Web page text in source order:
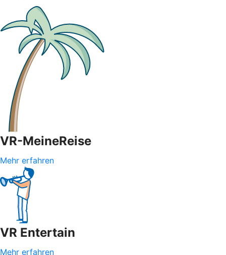
VR-MeineReise
Mehr erfahren
VR Entertain
Mehr erfahren